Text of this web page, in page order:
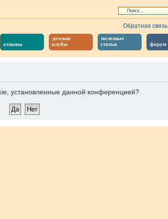
отзывы
детские
клубы
полезные
статьи
форум
Обратная связь
установленные данной конференцией?